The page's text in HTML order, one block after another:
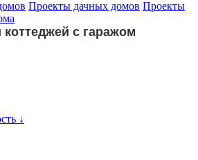
Проекты дачных домов Проекты
с гаражом
↓